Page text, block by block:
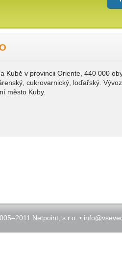
Kubě v provincii Oriente, 440 000
cukrovarnický, loďařský.
město Kuby.
Netpoint, s.r.o. •